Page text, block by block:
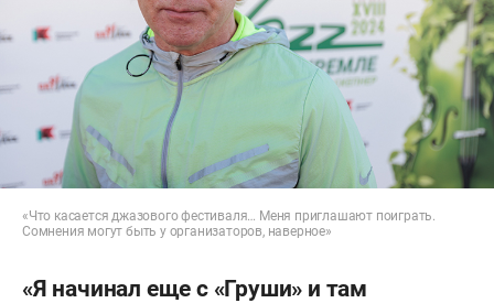
«Что касается джазового фестиваля… Меня приглашают поиграть.
Сомнения могут быть у организаторов, наверное»
«Я начинал еще с «Груши» и там